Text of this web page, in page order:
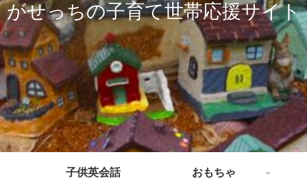
がせっちの子育て世帯応援サイト
子供英会話 おもちゃ